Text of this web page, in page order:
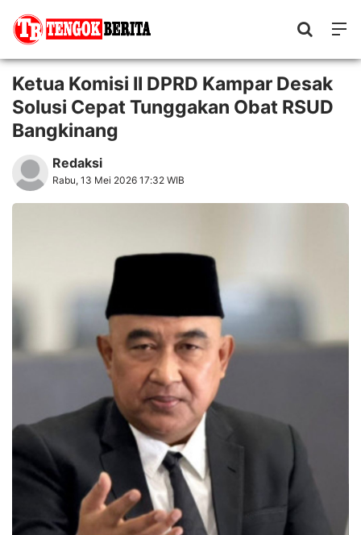
Ketua Komisi II DPRD Kampar Desak
Solusi Cepat Tunggakan Obat RSUD
Bangkinang
Redaksi
Rabu, 13 Mei 2026 17:32 WIB